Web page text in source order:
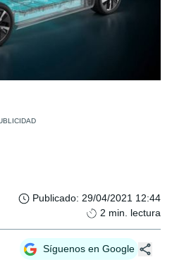
Publicado: 29/04/2021 12:44
2 min. lectura
Síguenos en Google